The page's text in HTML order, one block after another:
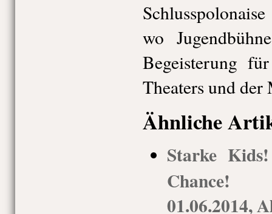
wo
Begeisterung
Theaters und der
Ähnliche
Starke
Chance!
01.06.2014,